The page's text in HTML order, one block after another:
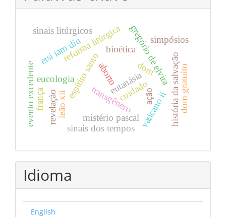
gregório de elvira
espírito santo dom
ação
bioética
eutanásia
transgênero
aborto
cuidado
reforma litúrgica
vaticano ii
sinais litúrgicos
mistério pascal
eucologia história da salvação
leão xii
etsi iam diu
dom gratuito
evento excedente revelação
simpósios
frança
sinais dos tempos
Idioma
English